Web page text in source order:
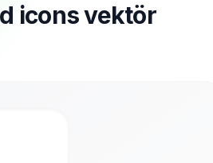
icons vektör